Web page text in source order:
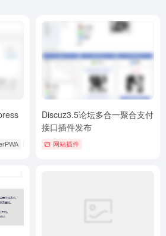
# wordpress
Discuz3.5论坛多合一聚合支付
接口插件发布
网站插件